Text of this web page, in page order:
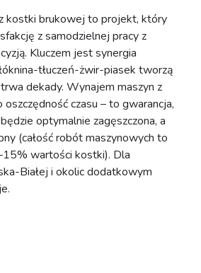
kostki brukowej to projekt, który
z samodzielnej pracy z
Kluczem jest synergia
tłuczeń-żwir-piasek tworzą
dekady. Wynajem maszyn z
czasu – to gwarancja,
optymalnie zagęszczona, a
(całość robót maszynowych to
wartości kostki). Dla
Białej i okolic dodatkowym